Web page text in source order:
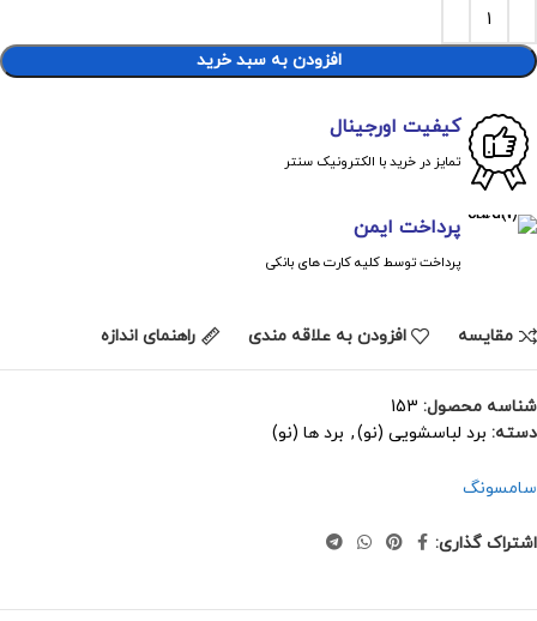
افزودن به سبد خرید
کیفیت اورجینال
تمایز در خرید با الکترونیک سنتر
پرداخت ایمن
پرداخت توسط کلیه کارت های بانکی
مقايسه افزودن به علاقه مندی راهنمای اندازه
شناسه محصول: 153
دسته: برد لباسشویی (نو), برد ها (نو)
سامسونگ
اشتراک گذاری: